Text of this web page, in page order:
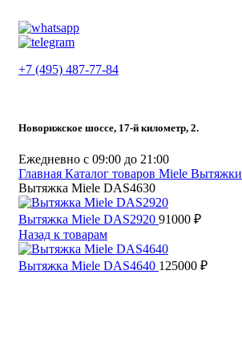
+7 (495) 487-77-84
Новорижское шоссе, 17-й километр, 2.
Ежедневно с 09:00 до 21:00
Главная Каталог товаров Miele Вытяжки
Вытяжка Miele DAS4630
Вытяжка Miele DAS2920 91000 ₽
Назад к товарам
Вытяжка Miele DAS4640 125000 ₽